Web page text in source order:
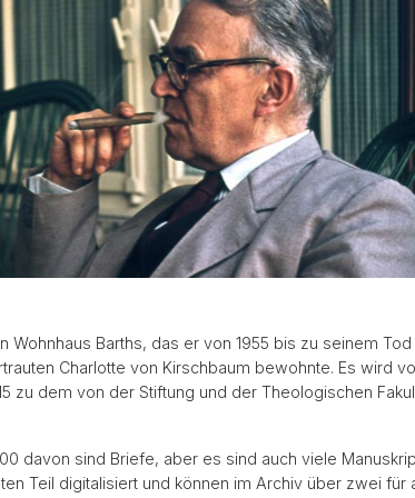
Geburtsort (BIrthplace)
(Residence)
Friedhof Hörnli - Karl
Rest
Barths, das er von 1955 bis zu seinem
Charlotte von Kirschbaum bewohnte. Es wird
zu dem von der Stiftung und der Theologischen
davon sind Briefe, aber es sind auch viele
Teil digitalisiert und können im Archiv über zwei für